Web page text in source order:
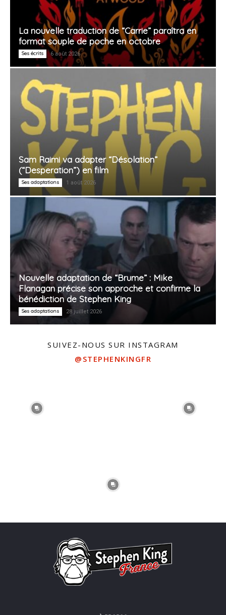
La nouvelle traduction de “Carrie” paraîtra en
format souple de poche en octobre
Ses écrits 6 août 2026
Sam Raimi va adapter “Désolation”
(“Desperation”) en film
Ses adaptations 1 août 2026
Nouvelle adaptation de “Brume” : Mike
Flanagan précise son approche et confirme la
bénédiction de Stephen King
Ses adaptations 28 juillet 2026
SUIVEZ-NOUS SUR INSTAGRAM
@STEPHENKINGFR